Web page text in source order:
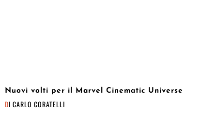
Nuovi volti per il Marvel Cinematic Universe
DI CARLO CORATELLI